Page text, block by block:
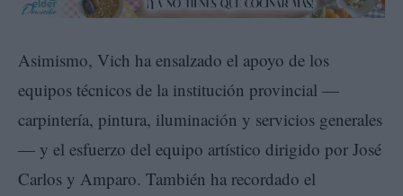
Asimismo, Vich ha ensalzado el apoyo de los
equipos técnicos de la institución provincial —
carpintería, pintura, iluminación y servicios generales
— y el esfuerzo del equipo artístico dirigido por José
Carlos y Amparo. También ha recordado el